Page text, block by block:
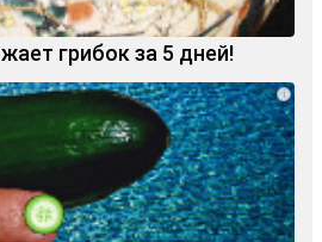
грибок за 5 дней!
i